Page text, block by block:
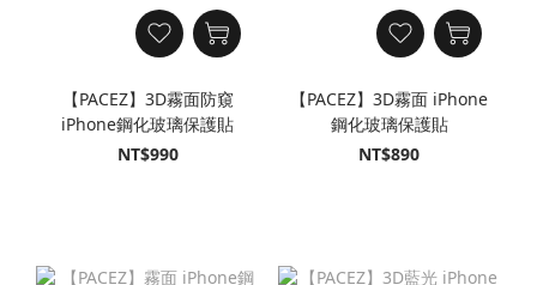
【PACEZ】3D霧面防窺
iPhone鋼化玻璃保護貼
NT$990
【PACEZ】3D霧面 iPhone
鋼化玻璃保護貼
NT$890